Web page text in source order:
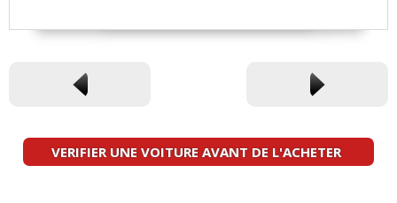
VERIFIER UNE VOITURE AVANT DE L'ACHETER